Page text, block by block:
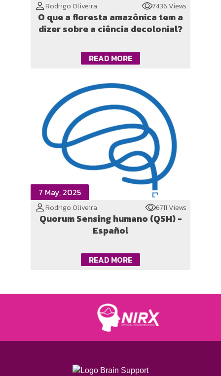
Rodrigo Oliveira 7436 Views
O que a floresta amazônica tem a
dizer sobre a ciência decolonial?
READ MORE
7 May, 2025
Rodrigo Oliveira 6711 Views
Quorum Sensing humano (QSH) -
Español
READ MORE